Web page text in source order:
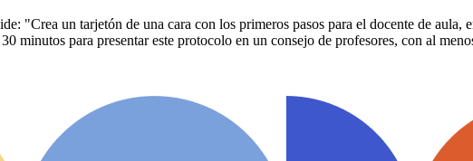
"Crea un tarjetón de una cara con los primeros pasos para el docente de aula,
para presentar este protocolo en un consejo de profesores, con al